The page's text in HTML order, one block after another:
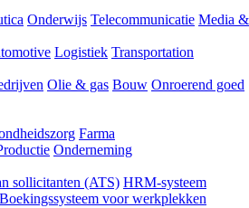
Onderwijs Telecommunicatie Media &
Logistiek Transportation
Olie & gas Bouw Onroerend goed
Farma
Onderneming
sollicitanten (ATS) HRM-systeem
Boekingssysteem voor werkplekken